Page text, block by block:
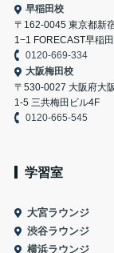
早稲田校
〒162-0045 東京都新
1−1 FORECAST早稲
0120-669-334
大阪梅田校
〒530-0027 大阪府大
1-5 三共梅田ビル4F
0120-665-545
学習室
大宮ラウンジ
渋谷ラウンジ
横浜ラウンジ